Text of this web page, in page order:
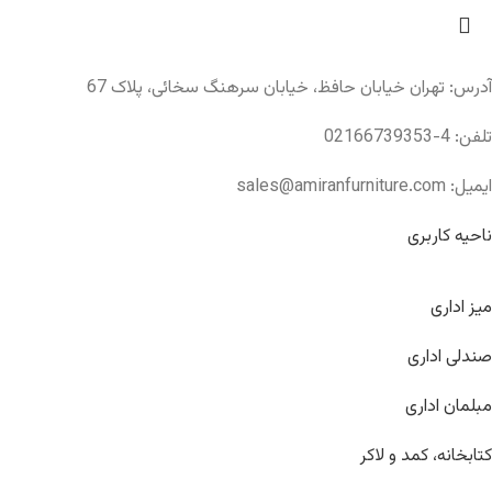
آدرس: تهران خیابان حافظ، خیابان سرهنگ سخائی، پلاک 67
تلفن: 4-02166739353
ایمیل: sales@amiranfurniture.com
ناحیه کاربری
میز اداری
صندلی اداری
مبلمان اداری
کتابخانه، کمد و لاکر